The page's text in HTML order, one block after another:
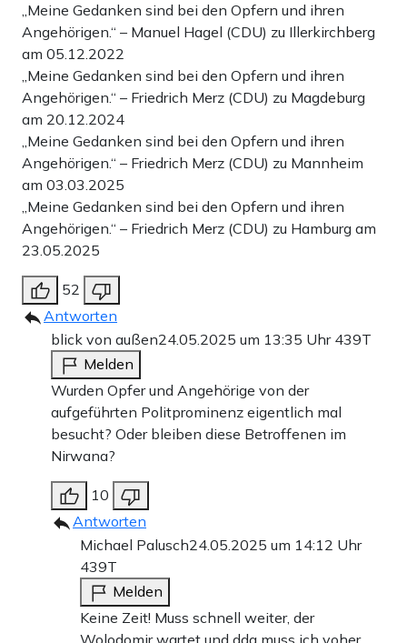
„Meine Gedanken sind bei den Opfern und ihren
Angehörigen.“ – Manuel Hagel (CDU) zu Illerkirchberg
am 05.12.2022
„Meine Gedanken sind bei den Opfern und ihren
Angehörigen.“ – Friedrich Merz (CDU) zu Magdeburg
am 20.12.2024
„Meine Gedanken sind bei den Opfern und ihren
Angehörigen.“ – Friedrich Merz (CDU) zu Mannheim
am 03.03.2025
„Meine Gedanken sind bei den Opfern und ihren
Angehörigen.“ – Friedrich Merz (CDU) zu Hamburg am
23.05.2025
52
Antworten
blick von außen24.05.2025 um 13:35 Uhr 439T
Melden
Wurden Opfer und Angehörige von der
aufgeführten Politprominenz eigentlich mal
besucht? Oder bleiben diese Betroffenen im
Nirwana?
10
Antworten
Michael Palusch24.05.2025 um 14:12 Uhr
439T
Melden
Keine Zeit! Muss schnell weiter, der